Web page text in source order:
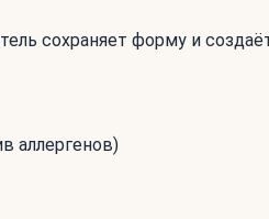
сохраняет форму и
аллергенов)